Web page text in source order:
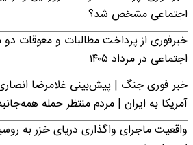
اجتماعی مشخص شد؟
خبرفوری از پرداخت مطالبات و معوقات دو
اجتماعی در مرداد ۱۴۰۵
خبر فوری جنگ | پیش‌بینی غلامرضا
آمریکا به ایران | مردم منتظر حمله
واقعیت ماجرای واگذاری دریای خزر به